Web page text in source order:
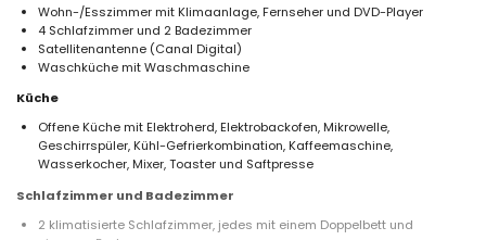
Wohn-/Esszimmer mit Klimaanlage, Fernseher und DVD-Player
4 Schlafzimmer und 2 Badezimmer
Satellitenantenne (Canal Digital)
Waschküche mit Waschmaschine
Küche
Offene Küche mit Elektroherd, Elektrobackofen, Mikrowelle,
Geschirrspüler, Kühl-Gefrierkombination, Kaffeemaschine,
Wasserkocher, Mixer, Toaster und Saftpresse
Schlafzimmer und Badezimmer
2 klimatisierte Schlafzimmer, jedes mit einem Doppelbett und